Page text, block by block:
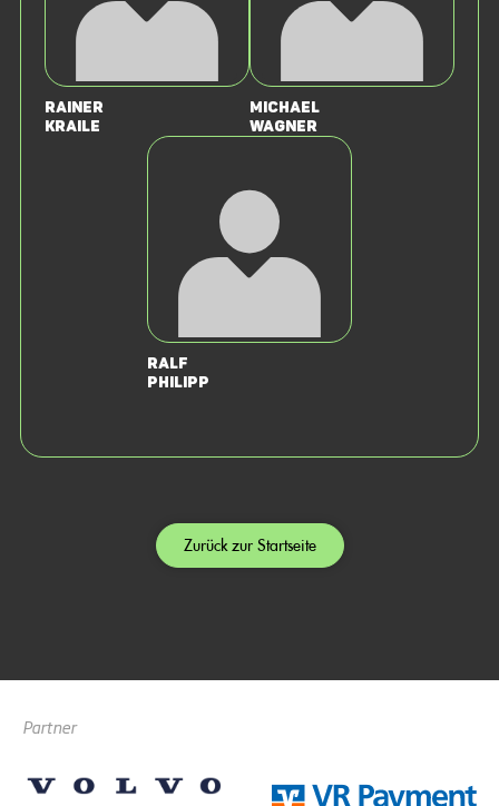
Rainer
Kraile
Michael
Wagner
Ralf
Philipp
Zurück zur Startseite
Partner